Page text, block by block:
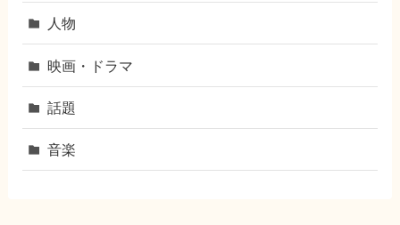
人物
映画・ドラマ
話題
音楽